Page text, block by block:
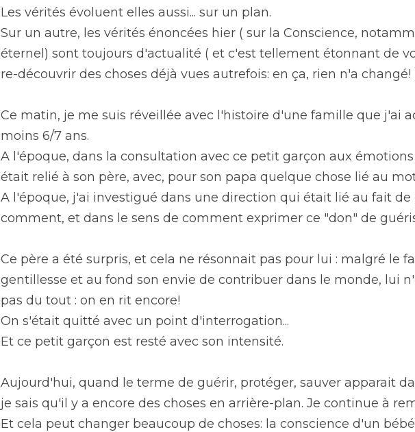
Les vérités évoluent elles aussi... sur un plan.
Sur un autre, les vérités énoncées hier ( sur la Conscience,
éternel) sont toujours d'actualité ( et c'est tellement étonnant de
re-découvrir des choses déjà vues autrefois: en ça, rien n'a changé!
Ce matin, je me suis réveillée avec l'histoire d'une famille que j'ai
moins 6/7 ans.
A l'époque, dans la consultation avec ce petit garçon aux
était relié à son père, avec, pour son papa quelque chose lié au
A l'époque, j'ai investigué dans une direction qui était lié au fait de
comment, et dans le sens de comment exprimer ce "don" de
Ce père a été surpris, et cela ne résonnait pas pour lui : malgré le
gentillesse et au fond son envie de contribuer dans le monde, lui
pas du tout : on en rit encore!
On s'était quitté avec un point d'interrogation...
Et ce petit garçon est resté avec son intensité.
Aujourd'hui, quand le terme de guérir, protéger, sauver apparait
je sais qu'il y a encore des choses en arrière-plan. Je continue à
Et cela peut changer beaucoup de choses: la conscience d'un